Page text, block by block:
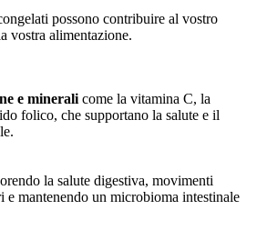
possono contribuire al vostro
vostra alimentazione.
e minerali come la vitamina C, la
folico, che supportano la salute e il
la salute digestiva, movimenti
e mantenendo un microbioma intestinale